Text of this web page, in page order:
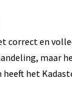
correct en
maar
heeft het